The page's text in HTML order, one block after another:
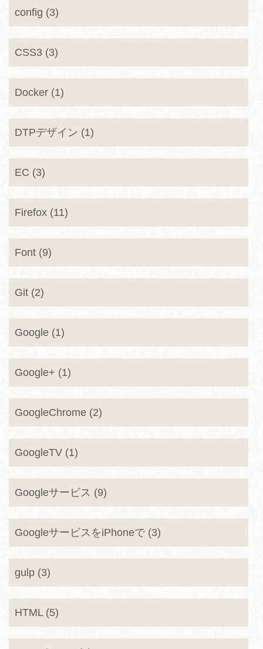
config (3)
CSS3 (3)
Docker (1)
DTPデザイン (1)
EC (3)
Firefox (11)
Font (9)
Git (2)
Google (1)
Google+ (1)
GoogleChrome (2)
GoogleTV (1)
Googleサービス (9)
GoogleサービスをiPhoneで (3)
gulp (3)
HTML (5)